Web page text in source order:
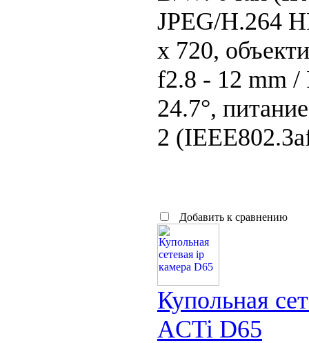
JPEG/H.264
x 720,
f2.8 - 12 mm /
24.7°,
2
Добавить к сравнению
Купольная
ACTi D65